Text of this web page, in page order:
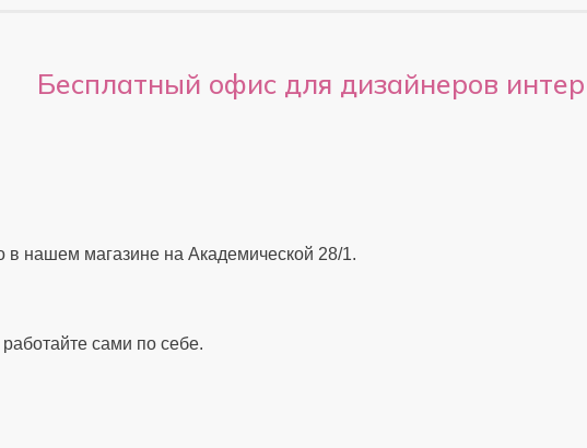
Бесплатный офис для дизайнеров
нашем магазине на Академической 28/1.
сами по себе.